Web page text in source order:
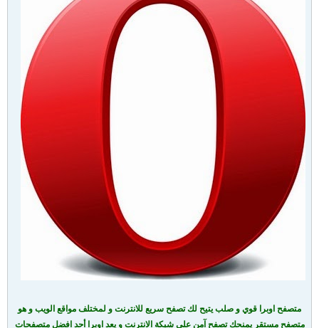
متصفح اوبرا قوي و صلب يتيح لك تصفح سريع للانترنت و لمختلف مواقع الويب و هو
متصفح مستقر يمنحك تصفح آمن على شبكة الانترنت و يعد اوبرا أحد افضل متصفحات